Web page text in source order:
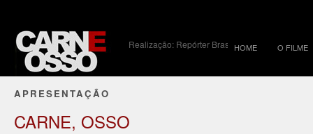
Realização: Repórter Brasil HOME O FILME
APRESENTAÇÃO
CARNE, OSSO